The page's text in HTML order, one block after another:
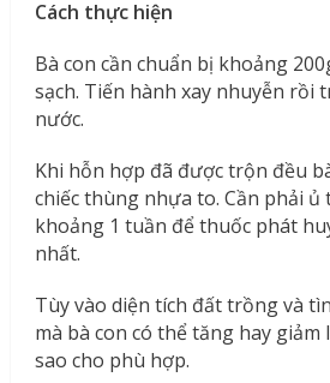
Cách thực hiện
Bà con cần chuẩn bị khoảng
sạch. Tiến hành xay nhuyễn rồi
nước.
Khi hỗn hợp đã được trộn đều
chiếc thùng nhựa to. Cần phải
khoảng 1 tuần để thuốc phát
nhất.
Tùy vào diện tích đất trồng và
mà bà con có thể tăng hay
sao cho phù hợp.